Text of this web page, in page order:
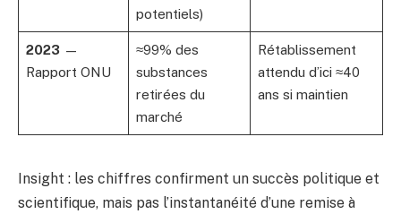
potentiels)
2023 —
Rapport ONU
≈99% des
substances
retirées du
marché
Rétablissement
attendu d’ici ≈40
ans si maintien
Insight : les chiffres confirment un succès politique et
scientifique, mais pas l’instantanéité d’une remise à